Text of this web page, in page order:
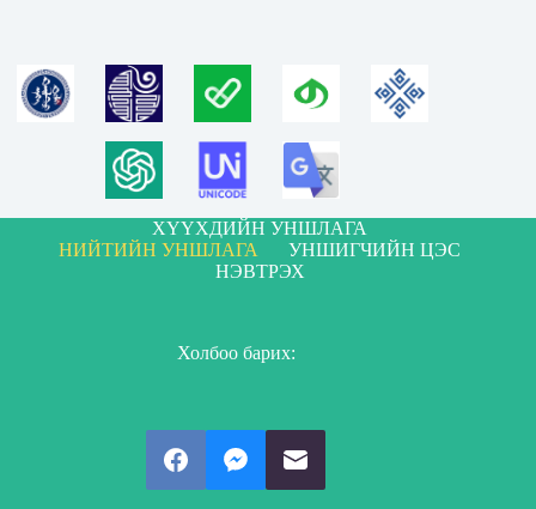
ХҮҮХДИЙН УНШЛАГА
НИЙТИЙН УНШЛАГА
УНШИГЧИЙН ЦЭС
НЭВТРЭХ
Холбоо барих: